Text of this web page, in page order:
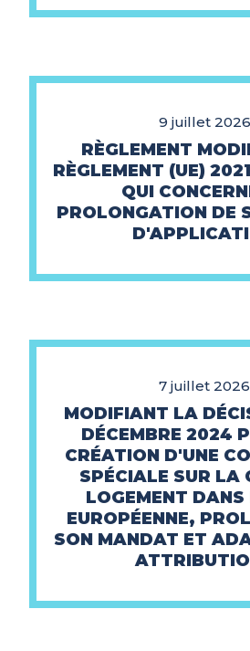
9 juillet 2026
RÈGLEMENT
RÈGLEMENT (UE)
QUI
PROLONGATION DE
7 juillet 2026
MODIFIANT LA
DÉCEMBRE 2024
CRÉATION D'UNE
SPÉCIALE SUR LA
LOGEMENT
EUROPÉENNE,
SON MANDAT ET